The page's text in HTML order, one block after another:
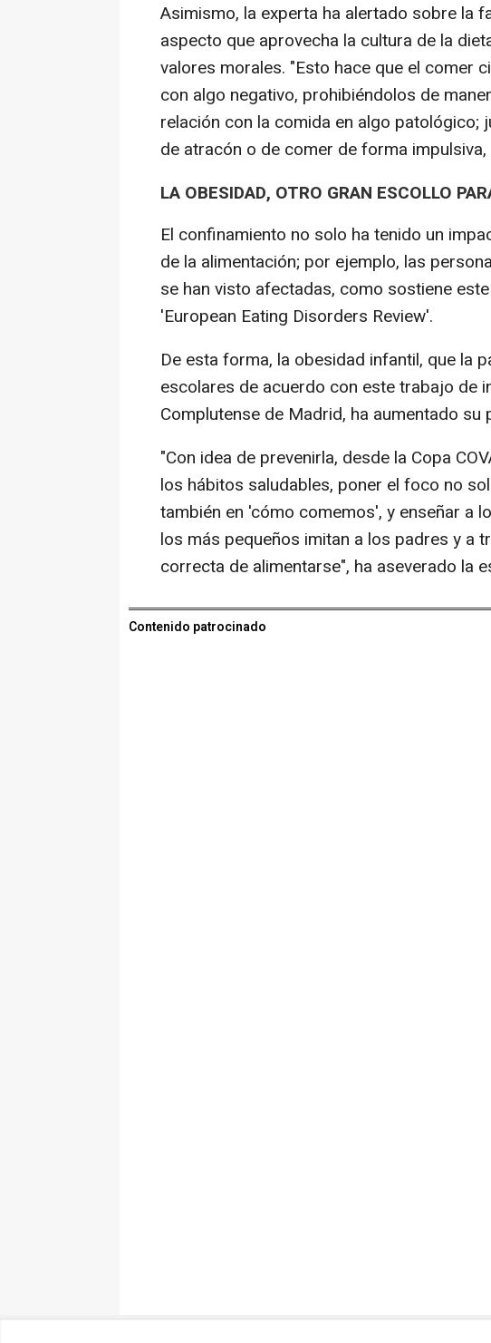
Asimismo, la experta ha alertado sobre la
aspecto que aprovecha la cultura de la
valores morales. "Esto hace que el comer
con algo negativo, prohibiéndolos de
relación con la comida en algo patológico;
de atracón o de comer de forma
LA OBESIDAD, OTRO GRAN ESCOLLO
El confinamiento no solo ha tenido un
de la alimentación; por ejemplo, las
se han visto afectadas, como sostiene
'European Eating Disorders Review'.
De esta forma, la obesidad infantil, que la
escolares de acuerdo con este trabajo de
Complutense de Madrid, ha aumentado su
"Con idea de prevenirla, desde la Copa
los hábitos saludables, poner el foco no
también en 'cómo comemos', y enseñar a
los más pequeños imitan a los padres y a
correcta de alimentarse", ha aseverado la
Contenido patrocinado